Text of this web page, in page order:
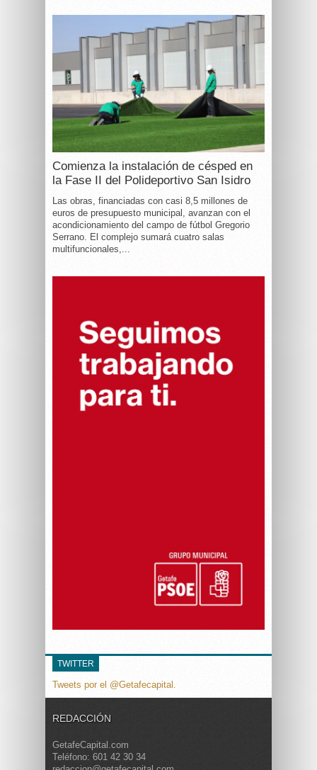
Comienza la instalación de césped en
la Fase II del Polideportivo San Isidro
Las obras, financiadas con casi 8,5 millones de
euros de presupuesto municipal, avanzan con el
acondicionamiento del campo de fútbol Gregorio
Serrano. El complejo sumará cuatro salas
multifuncionales,...
TWITTER
Tweets por el @Getafecapital.
REDACCIÓN
GetafeCapital.com
Teléfono: 601 42 30 34